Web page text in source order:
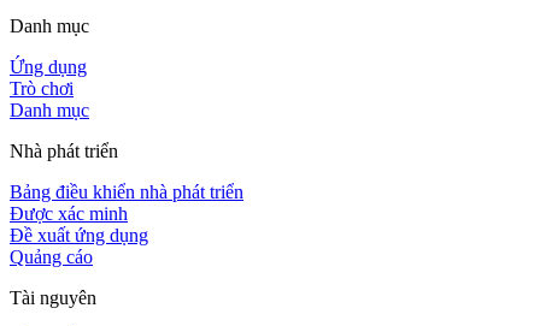
Danh mục
Ứng dụng
Trò chơi
Danh mục
Nhà phát triển
Bảng điều khiển nhà phát triển
Được xác minh
Đề xuất ứng dụng
Quảng cáo
Tài nguyên